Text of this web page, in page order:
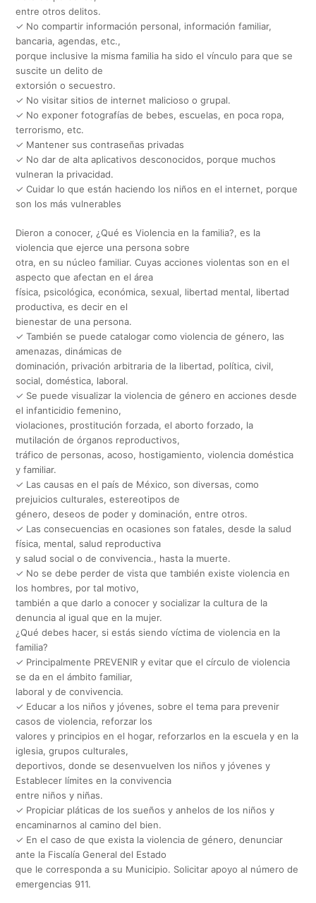
entre otros delitos.
✓ No compartir información personal, información familiar,
bancaria, agendas, etc.,
porque inclusive la misma familia ha sido el vínculo para que se
suscite un delito de
extorsión o secuestro.
✓ No visitar sitios de internet malicioso o grupal.
✓ No exponer fotografías de bebes, escuelas, en poca ropa,
terrorismo, etc.
✓ Mantener sus contraseñas privadas
✓ No dar de alta aplicativos desconocidos, porque muchos
vulneran la privacidad.
✓ Cuidar lo que están haciendo los niños en el internet, porque
son los más vulnerables
Dieron a conocer, ¿Qué es Violencia en la familia?, es la
violencia que ejerce una persona sobre
otra, en su núcleo familiar. Cuyas acciones violentas son en el
aspecto que afectan en el área
física, psicológica, económica, sexual, libertad mental, libertad
productiva, es decir en el
bienestar de una persona.
✓ También se puede catalogar como violencia de género, las
amenazas, dinámicas de
dominación, privación arbitraria de la libertad, política, civil,
social, doméstica, laboral.
✓ Se puede visualizar la violencia de género en acciones desde
el infanticidio femenino,
violaciones, prostitución forzada, el aborto forzado, la
mutilación de órganos reproductivos,
tráfico de personas, acoso, hostigamiento, violencia doméstica
y familiar.
✓ Las causas en el país de México, son diversas, como
prejuicios culturales, estereotipos de
género, deseos de poder y dominación, entre otros.
✓ Las consecuencias en ocasiones son fatales, desde la salud
física, mental, salud reproductiva
y salud social o de convivencia., hasta la muerte.
✓ No se debe perder de vista que también existe violencia en
los hombres, por tal motivo,
también a que darlo a conocer y socializar la cultura de la
denuncia al igual que en la mujer.
¿Qué debes hacer, si estás siendo víctima de violencia en la
familia?
✓ Principalmente PREVENIR y evitar que el círculo de violencia
se da en el ámbito familiar,
laboral y de convivencia.
✓ Educar a los niños y jóvenes, sobre el tema para prevenir
casos de violencia, reforzar los
valores y principios en el hogar, reforzarlos en la escuela y en la
iglesia, grupos culturales,
deportivos, donde se desenvuelven los niños y jóvenes y
Establecer límites en la convivencia
entre niños y niñas.
✓ Propiciar pláticas de los sueños y anhelos de los niños y
encaminarnos al camino del bien.
✓ En el caso de que exista la violencia de género, denunciar
ante la Fiscalía General del Estado
que le corresponda a su Municipio. Solicitar apoyo al número de
emergencias 911.